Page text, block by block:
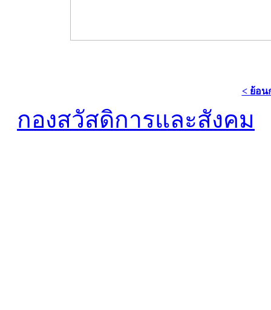
< ย้อน
กองสวัสดิการและสังคม